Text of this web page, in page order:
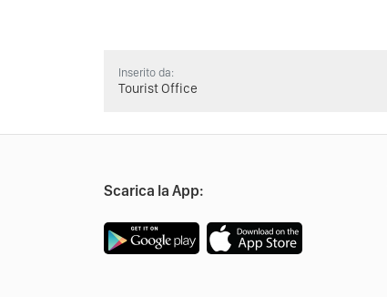
Inserito da:
Tourist Office
Scarica la App: